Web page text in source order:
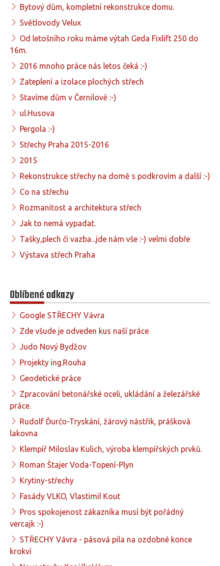
Bytový dům, kompletní rekonstrukce domu.
Světlovody Velux
Od letošního roku máme výtah Geda Fixlift 250 do
16m.
2016 mnoho práce nás letos čeká :-)
Zateplení a izolace plochých střech
Stavíme dům v Černilově :-)
ul.Husova
Pergola :-)
Střechy Praha 2015-2016
2015
Rekonstrukce střechy na domě s podkrovím a další :-)
Co na střechu
Rozmanitost a architektura střech
Jak to nemá vypadat.
Tašky,plech či vazba...jde nám vše :-) velmi dobře
Výstava střech Praha
Oblíbené odkazy
Google STŘECHY Vávra
Zde všude je odveden kus naší práce
Judo Nový Bydžov
Projekty ing.Rouha
Geodetické práce
Zpracování betonářské oceli, ukládání a železářské
práce.
Rudolf Ďurčo-Tryskání, žárový nástřik, prášková
lakovna
Klempíř Miloslav Kulich, výroba klempířských prvků.
Roman Štajer Voda-Topení-Plyn
Krytiny-střechy
Fasády VLKO, Vlastimil Kout
Pros spokojenost zákazníka musí být pořádný
vercajk :-)
STŘECHY Vávra - pásová pila na ozdobné konce
krokví